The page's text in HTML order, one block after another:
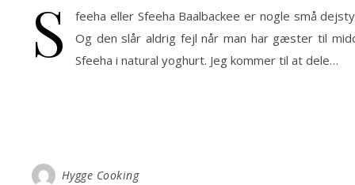
S
feeha eller Sfeeha Baalbackee er nogle små
Og den slår aldrig fejl når man har gæster til
Sfeeha i natural yoghurt. Jeg kommer til at dele…
Hygge Cooking